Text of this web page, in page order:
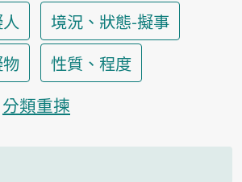
境況、狀態-擬事
性質、程度
分類重揀